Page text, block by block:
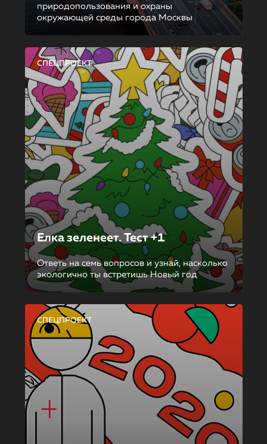
природопользования и охраны
окружающей среды города Москвы
СПЕЦПРОЕКТ
Елка зеленеет. Тест +1
Ответь на семь вопросов и узнай, насколько
экологично ты встретишь Новый год
СПЕЦПРОЕКТ